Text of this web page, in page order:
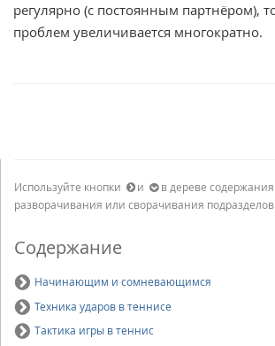
регулярно (с постоянным партнёром),
проблем увеличивается многократно.
Используйте кнопки и
в дереве
разворачивания или сворачивания подразделов
Содержание
Начинающим и сомневающимся
Техника ударов в теннисе
Тактика игры в теннис